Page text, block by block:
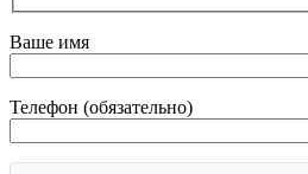
Ваше имя
Телефон (обязательно)